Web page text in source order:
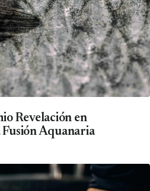
Revelación en
Aquanaria